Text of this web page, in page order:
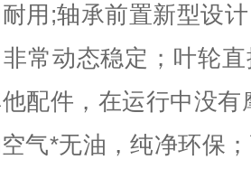
用;轴承前置新型设
常动态稳定；叶轮
配件，在运行中没
气*无油，纯净环保